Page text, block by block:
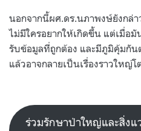
นอกจากนี้ผศ.ดร.นภาพงษ์ยังกล่
ไม่มีใครอยากให้เกิดขึ้น แต่เมื่อ
รับข้อมูลที่ถูกต้อง และมีภูมิคุ้มกั
แล้วอาจกลายเป็นเรื่องราวใหญ่
ร่วมรักษาป่าใหญ่และสิ่ง